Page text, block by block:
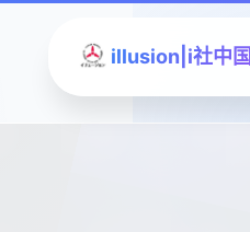
illusion|i社中国